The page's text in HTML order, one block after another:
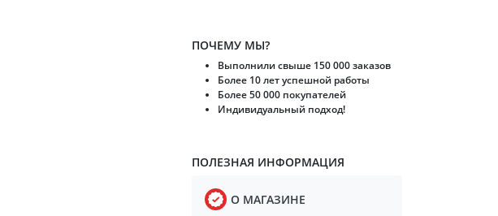
ПОЧЕМУ МЫ?
Выполнили свыше 150 000 заказов
Более 10 лет успешной работы
Более 50 000 покупателей
Индивидуальный подход!
ПОЛЕЗНАЯ ИНФОРМАЦИЯ
О МАГАЗИНЕ